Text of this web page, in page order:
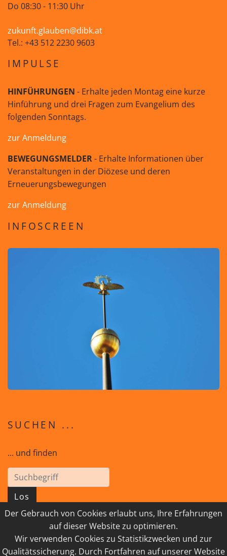
Der Gebrauch von Cookies erlaubt uns, Ihre Erfahrungen
auf dieser Website zu optimieren.
Wir verwenden Cookies zu Statistikzwecken und zur
Qualitätssicherung. Durch Fortfahren auf unserer Website
Do 08:30 - 11:30 Uhr
zukunft.glauben@dibk.at
Tel.: +43 512 2230 9603
IMPULSE
HINFÜHRUNGEN - Erhalte jeden Montag eine kurze
Hinführung und drei Fragen zum Evangelium des
folgenden Sonntags.
zur Anmeldung
BEWEGUNGSMELDER- Erhalte Informationen über
Veranstaltungen in der Diözese und deren
Erneuerungsbewegungen
zur Anmeldung
INFOSCREEN
SUCHEN ...
... und finden
Los
© 2026 GEISTreich - Diözese Innsbruck